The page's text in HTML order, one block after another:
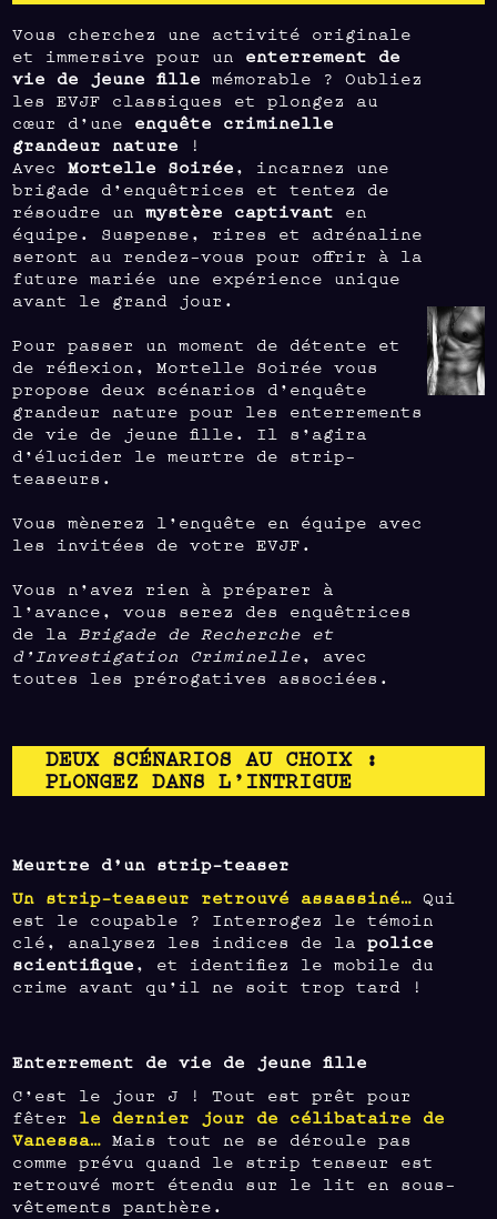
Vous cherchez une activité originale
et immersive pour un enterrement de
vie de jeune fille mémorable ? Oubliez
les EVJF classiques et plongez au
cœur d’une enquête criminelle
grandeur nature !
AvecMortelle Soirée , incarnez une
brigade d’enquêtrices et tentez de
résoudre unmystère captivant en
équipe. Suspense, rires et adrénaline
seront au rendez-vous pour offrir à la
future mariée une expérience unique
avant le grand jour.
Pour passer un moment de détente et
de réflexion, Mortelle Soirée vous
propose deux scénarios d’enquête
grandeur nature pour les enterrements
de vie de jeune fille. Il s’agira
d’élucider le meurtre de strip-
teaseurs.
Vous mènerez l’enquête en équipe avec
les invitées de votre EVJF.
Vous n’avez rien à préparer à
l’avance, vous serez des enquêtrices
de la Brigade de Recherche et
d’Investigation Criminelle, avec
toutes les prérogatives associées.
DEUX SCÉNARIOS AU CHOIX :
PLONGEZ DANS L’INTRIGUE
Meurtre d’un strip-teaser
Un strip-teaseur retrouvé assassiné… Qui
est le coupable ? Interrogez le témoin
clé, analysez les indices de lapolice
scientifique , et identifiez le mobile du
crime avant qu’il ne soit trop tard !
Enterrement de vie de jeune fille
C’est le jour J ! Tout est prêt pour
fêter le dernier jour de célibataire de
Vanessa… Mais tout ne se déroule pas
comme prévu quand le strip tenseur est
retrouvé mort étendu sur le lit en sous-
vêtements panthère.